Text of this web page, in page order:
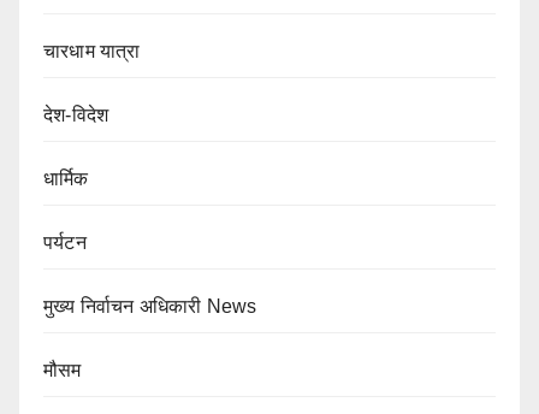
चारधाम यात्रा
देश-विदेश
धार्मिक
पर्यटन
मुख्य निर्वाचन अधिकारी News
मौसम